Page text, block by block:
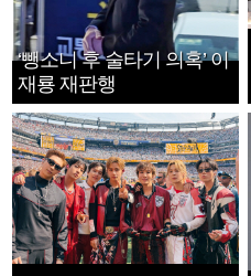
‘뺑소니 후 술타기 의혹’ 이
재룡 재판행